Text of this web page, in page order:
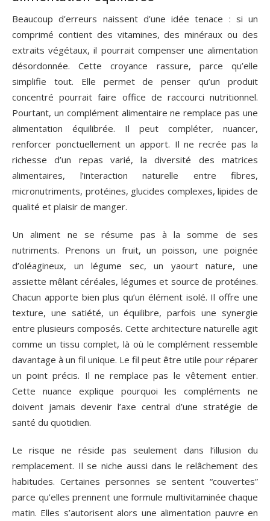
Beaucoup d’erreurs naissent d’une idée tenace : si un
comprimé contient des vitamines, des minéraux ou des
extraits végétaux, il pourrait compenser une alimentation
désordonnée. Cette croyance rassure, parce qu’elle
simplifie tout. Elle permet de penser qu’un produit
concentré pourrait faire office de raccourci nutritionnel.
Pourtant, un complément alimentaire ne remplace pas une
alimentation équilibrée. Il peut compléter, nuancer,
renforcer ponctuellement un apport. Il ne recrée pas la
richesse d’un repas varié, la diversité des matrices
alimentaires, l’interaction naturelle entre fibres,
micronutriments, protéines, glucides complexes, lipides de
qualité et plaisir de manger.
Un aliment ne se résume pas à la somme de ses
nutriments. Prenons un fruit, un poisson, une poignée
d’oléagineux, un légume sec, un yaourt nature, une
assiette mêlant céréales, légumes et source de protéines.
Chacun apporte bien plus qu’un élément isolé. Il offre une
texture, une satiété, un équilibre, parfois une synergie
entre plusieurs composés. Cette architecture naturelle agit
comme un tissu complet, là où le complément ressemble
davantage à un fil unique. Le fil peut être utile pour réparer
un point précis. Il ne remplace pas le vêtement entier.
Cette nuance explique pourquoi les compléments ne
doivent jamais devenir l’axe central d’une stratégie de
santé du quotidien.
Le risque ne réside pas seulement dans l’illusion du
remplacement. Il se niche aussi dans le relâchement des
habitudes. Certaines personnes se sentent “couvertes”
parce qu’elles prennent une formule multivitaminée chaque
matin. Elles s’autorisent alors une alimentation pauvre en